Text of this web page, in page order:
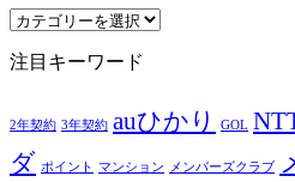
カ
ゴ
ー
注目キーワード
2年契約 3年契約 auひかり GOL
ダ ポイント マンション メンバーズクラブ